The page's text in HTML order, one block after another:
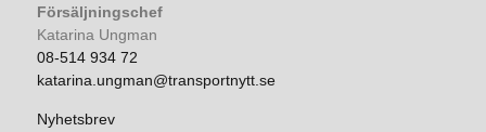
Försäljningschef
Katarina Ungman
08-514 934 72
katarina.ungman@transportnytt.se
Nyhetsbrev